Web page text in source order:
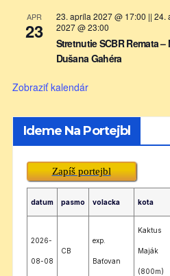
APR
23
23. apríla 2027 @ 17:00 || 24.
2027 @ 23:00
Stretnutie SCBR Remata –
Dušana Gahéra
Zobraziť kalendár
Ideme Na Portejbl
Zapíš portejbl
datum pasmo volacka kota
2026-
08-08
CB
exp.
Baťovan
Kaktus
Maják
(800m)